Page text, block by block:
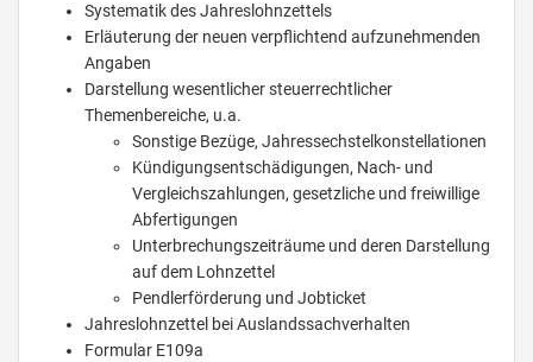
Systematik des Jahreslohnzettels
Erläuterung der neuen verpflichtend aufzunehmenden
Angaben
Darstellung wesentlicher steuerrechtlicher
Themenbereiche, u.a.
Sonstige Bezüge, Jahressechstelkonstellationen
Kündigungsentschädigungen, Nach- und
Vergleichszahlungen, gesetzliche und freiwillige
Abfertigungen
Unterbrechungszeiträume und deren Darstellung
auf dem Lohnzettel
Pendlerförderung und Jobticket
Jahreslohnzettel bei Auslandssachverhalten
Formular E109a